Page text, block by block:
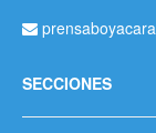
SECCIONES